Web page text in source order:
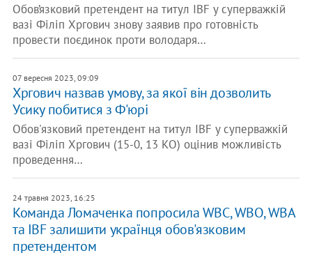
Обов’язковий претендент на титул IBF у суперважкій
вазі Філіп Хргович знову заявив про готовність
провести поєдинок проти володаря…
07 вересня 2023, 09:09
Хргович назвав умову, за якої він дозволить
Усику побитися з Ф'юрі
Обов'язковий претендент на титул IBF у суперважкій
вазі Філіп Хргович (15-0, 13 КО) оцінив можливість
проведення…
24 травня 2023, 16:25
Команда Ломаченка попросила WBC, WBO, WBA
та IBF залишити українця обов'язковим
претендентом